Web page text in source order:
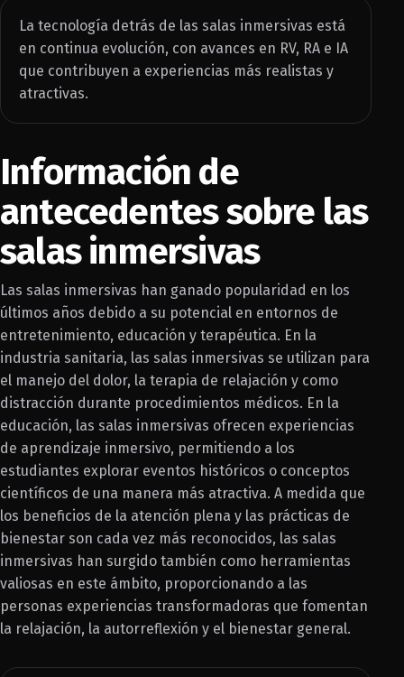
La tecnología detrás de las salas inmersivas está
en continua evolución, con avances en RV, RA e IA
que contribuyen a experiencias más realistas y
atractivas.
Información de
antecedentes sobre las
salas inmersivas
Las salas inmersivas han ganado popularidad en los
últimos años debido a su potencial en entornos de
entretenimiento, educación y terapéutica. En la
industria sanitaria, las salas inmersivas se utilizan para
el manejo del dolor, la terapia de relajación y como
distracción durante procedimientos médicos. En la
educación, las salas inmersivas ofrecen experiencias
de aprendizaje inmersivo, permitiendo a los
estudiantes explorar eventos históricos o conceptos
científicos de una manera más atractiva. A medida que
los beneficios de la atención plena y las prácticas de
bienestar son cada vez más reconocidos, las salas
inmersivas han surgido también como herramientas
valiosas en este ámbito, proporcionando a las
personas experiencias transformadoras que fomentan
la relajación, la autorreflexión y el bienestar general.